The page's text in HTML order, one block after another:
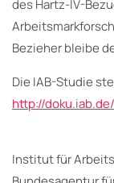
des Hartz-IV-
Bezieher bleibe
Die IAB-Studie
http://
Institut für